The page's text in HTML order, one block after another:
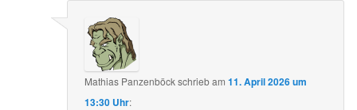
Mathias Panzenböckschriebam11. April 2026 um
13:30 Uhr: